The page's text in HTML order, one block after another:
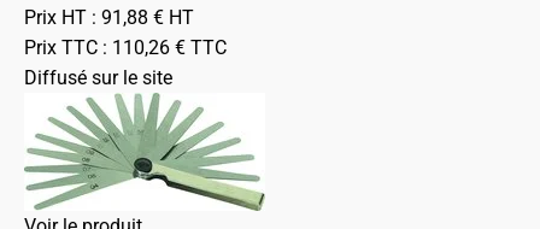
Prix HT : 91,88 € HT
Prix TTC : 110,26 € TTC
Diffusé sur le site